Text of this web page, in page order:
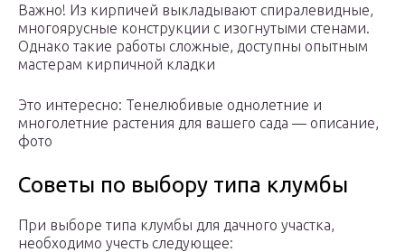
Важно! Из кирпичей выкладывают спиралевидные,
многоярусные конструкции с изогнутыми стенами.
Однако такие работы сложные, доступны опытным
мастерам кирпичной кладки
Это интересно: Тенелюбивые однолетние и
многолетние растения для вашего сада — описание,
фото
Советы по выбору типа клумбы
При выборе типа клумбы для дачного участка,
необходимо учесть следующее: